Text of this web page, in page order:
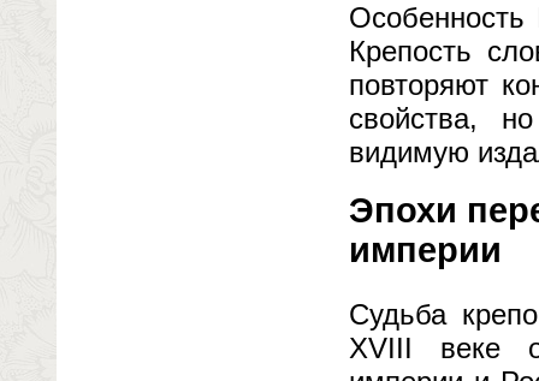
Крепость
повторяют
свойства,
видимую
Эпохи
империи
Судьба
XVIII веке